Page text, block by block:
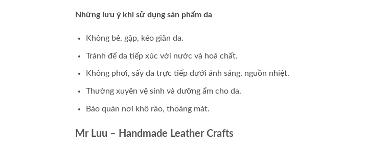
Những lưu ý khi sử dụng sản phẩm da
Không bẻ, gập, kéo giãn da.
Tránh để da tiếp xúc với nước và hoá chất.
Không phơi, sấy da trực tiếp dưới ánh sáng, nguồn nhiệt.
Thường xuyên vệ sinh và dưỡng ẩm cho da.
Bảo quản nơi khô ráo, thoáng mát.
Mr Luu – Handmade Leather Crafts